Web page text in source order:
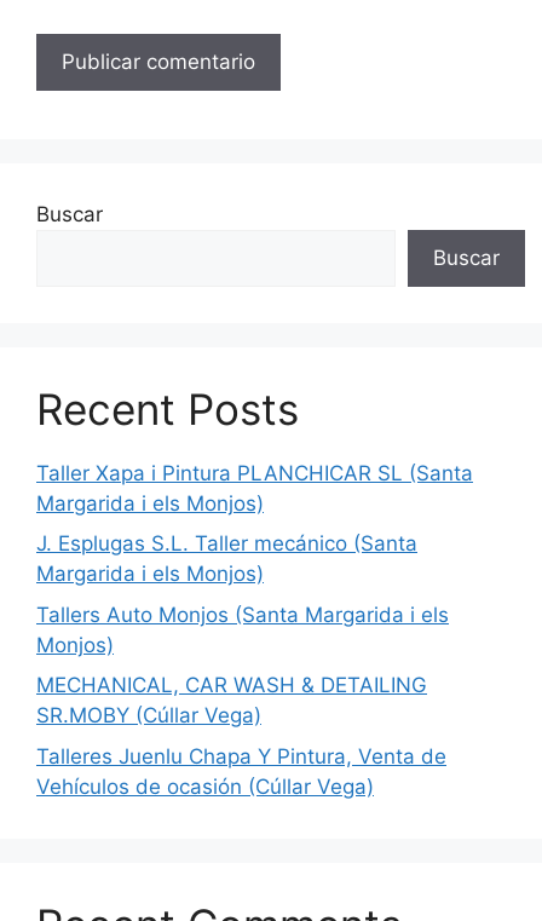
Buscar
Buscar
Recent Posts
Taller Xapa i Pintura PLANCHICAR SL (Santa
Margarida i els Monjos)
J. Esplugas S.L. Taller mecánico (Santa
Margarida i els Monjos)
Tallers Auto Monjos (Santa Margarida i els
Monjos)
MECHANICAL, CAR WASH & DETAILING
SR.MOBY (Cúllar Vega)
Talleres Juenlu Chapa Y Pintura, Venta de
Vehículos de ocasión (Cúllar Vega)